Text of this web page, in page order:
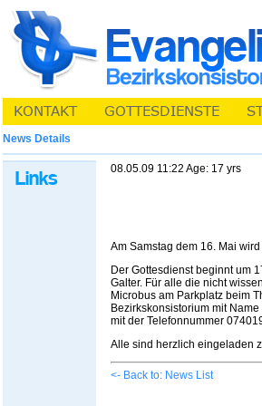
News Details
08.05.09 11:22 Age: 17 yrs
Am Samstag dem 16. Mai
Der Gottesdienst beginnt um
Galter. Für alle die nicht
Microbus am Parkplatz beim
Bezirkskonsistorium mit
mit der Telefonnummer
Alle sind herzlich eingeladen
<- Back to: News List